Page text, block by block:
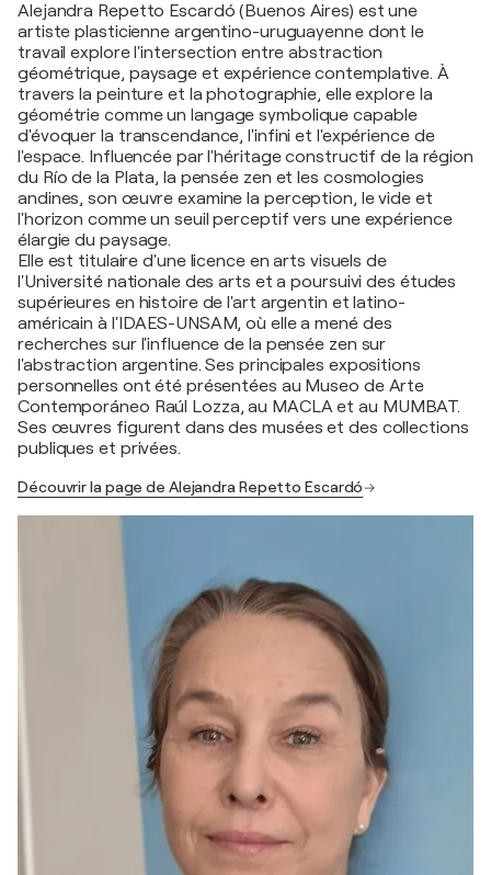
Alejandra Repetto Escardó (Buenos Aires) est une
artiste plasticienne argentino-uruguayenne dont le
travail explore l'intersection entre abstraction
géométrique, paysage et expérience contemplative. À
travers la peinture et la photographie, elle explore la
géométrie comme un langage symbolique capable
d'évoquer la transcendance, l'infini et l'expérience de
l'espace. Influencée par l'héritage constructif de la région
du Río de la Plata, la pensée zen et les cosmologies
andines, son œuvre examine la perception, le vide et
l'horizon comme un seuil perceptif vers une expérience
élargie du paysage.
Elle est titulaire d'une licence en arts visuels de
l'Université nationale des arts et a poursuivi des études
supérieures en histoire de l'art argentin et latino-
américain à l'IDAES-UNSAM, où elle a mené des
recherches sur l'influence de la pensée zen sur
l'abstraction argentine. Ses principales expositions
personnelles ont été présentées au Museo de Arte
Contemporáneo Raúl Lozza, au MACLA et au MUMBAT.
Ses œuvres figurent dans des musées et des collections
publiques et privées.
Découvrir la page de Alejandra Repetto Escardó